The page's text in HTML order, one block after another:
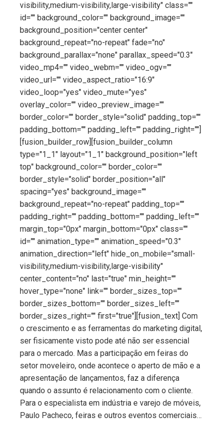
visibility,medium-visibility,large-visibility" class=""
id="" background_color="" background_image=""
background_position="center center"
background_repeat="no-repeat" fade="no"
background_parallax="none" parallax_speed="0.3"
video_mp4="" video_webm="" video_ogv=""
video_url="" video_aspect_ratio="16:9"
video_loop="yes" video_mute="yes"
overlay_color="" video_preview_image=""
border_color="" border_style="solid" padding_top=""
padding_bottom="" padding_left="" padding_right=""]
[fusion_builder_row][fusion_builder_column
type="1_1" layout="1_1" background_position="left
top" background_color="" border_color=""
border_style="solid" border_position="all"
spacing="yes" background_image=""
background_repeat="no-repeat" padding_top=""
padding_right="" padding_bottom="" padding_left=""
margin_top="0px" margin_bottom="0px" class=""
id="" animation_type="" animation_speed="0.3"
animation_direction="left" hide_on_mobile="small-
visibility,medium-visibility,large-visibility"
center_content="no" last="true" min_height=""
hover_type="none" link="" border_sizes_top=""
border_sizes_bottom="" border_sizes_left=""
border_sizes_right="" first="true"][fusion_text] Com
o crescimento e as ferramentas do marketing digital,
ser fisicamente visto pode até não ser essencial
para o mercado. Mas a participação em feiras do
setor moveleiro, onde acontece o aperto de mão e a
apresentação de lançamentos, faz a diferença
quando o assunto é relacionamento com o cliente.
Para o especialista em indústria e varejo de móveis,
Paulo Pacheco, feiras e outros eventos comerciais…